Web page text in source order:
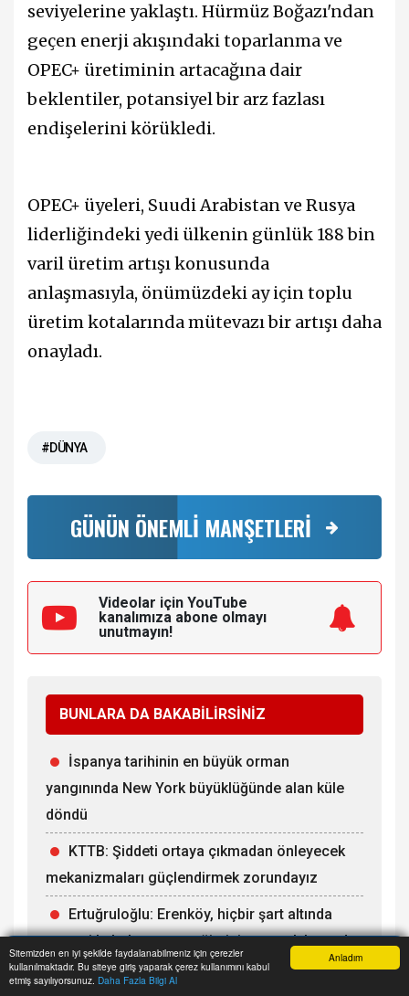
Anladım
Sitemizden en iyi şekilde faydalanabilmeniz için çerezler
kullanılmaktadır. Bu siteye giriş yaparak çerez kullanımını kabul
etmiş sayılıyorsunuz. Daha Fazla Bilgi Al
seviyelerine yaklaştı. Hürmüz Boğazı'ndan
geçen enerji akışındaki toparlanma ve
OPEC+ üretiminin artacağına dair
beklentiler, potansiyel bir arz fazlası
endişelerini körükledi.
OPEC+ üyeleri, Suudi Arabistan ve Rusya
liderliğindeki yedi ülkenin günlük 188 bin
varil üretim artışı konusunda
anlaşmasıyla, önümüzdeki ay için toplu
üretim kotalarında mütevazı bir artışı daha
onayladı.
#DÜNYA
GÜNÜN ÖNEMLİ MANŞETLERİ
Videolar için YouTube
kanalımıza abone olmayı
unutmayın!
BUNLARA DA BAKABİLİRSİNİZ
İspanya tarihinin en büyük orman
yangınında New York büyüklüğünde alan küle
döndü
KTTB: Şiddeti ortaya çıkmadan önleyecek
mekanizmaları güçlendirmek zorundayız
Ertuğruloğlu: Erenköy, hiçbir şart altında
esareti kabul etmeyeceğimizin en açık kanıtıdır
Hasipoğlu: Kadın kooperatiflerinin tüm
Anasayfa Yazarlar Haber Ara İhbar Hattı Menu